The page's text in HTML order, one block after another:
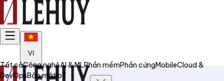
VI
Tất cảCông nghệAI & MLPhần mềmPhần cứngMobileCloud &
DevOpsBảo mậtIoT